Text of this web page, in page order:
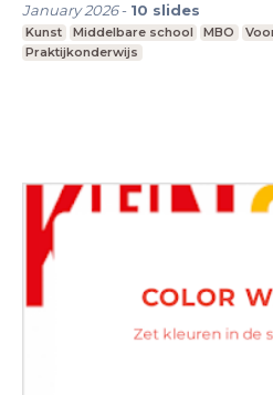
January 2026- 10 slides
Kunst Middelbare school MBO
Praktijkonderwijs